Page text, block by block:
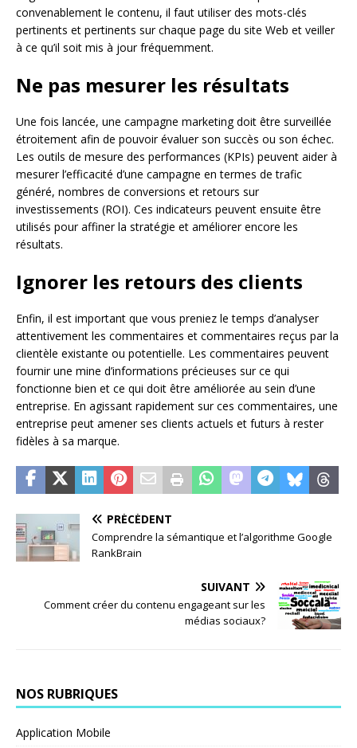
convenablement le contenu, il faut utiliser des mots-clés
pertinents et pertinents sur chaque page du site Web et veiller
à ce qu’il soit mis à jour fréquemment.
Ne pas mesurer les résultats
Une fois lancée, une campagne marketing doit être surveillée
étroitement afin de pouvoir évaluer son succès ou son échec.
Les outils de mesure des performances (KPIs) peuvent aider à
mesurer l’efficacité d’une campagne en termes de trafic
généré, nombres de conversions et retours sur
investissements (ROI). Ces indicateurs peuvent ensuite être
utilisés pour affiner la stratégie et améliorer encore les
résultats.
Ignorer les retours des clients
Enfin, il est important que vous preniez le temps d’analyser
attentivement les commentaires et commentaires reçus par la
clientèle existante ou potentielle. Les commentaires peuvent
fournir une mine d’informations précieuses sur ce qui
fonctionne bien et ce qui doit être améliorée au sein d’une
entreprise. En agissant rapidement sur ces commentaires, une
entreprise peut amener ses clients actuels et futurs à rester
fidèles à sa marque.
PRÉCÉDENT
Comprendre la sémantique et l’algorithme Google
RankBrain
SUIVANT
Comment créer du contenu engageant sur les
médias sociaux?
NOS RUBRIQUES
Application Mobile